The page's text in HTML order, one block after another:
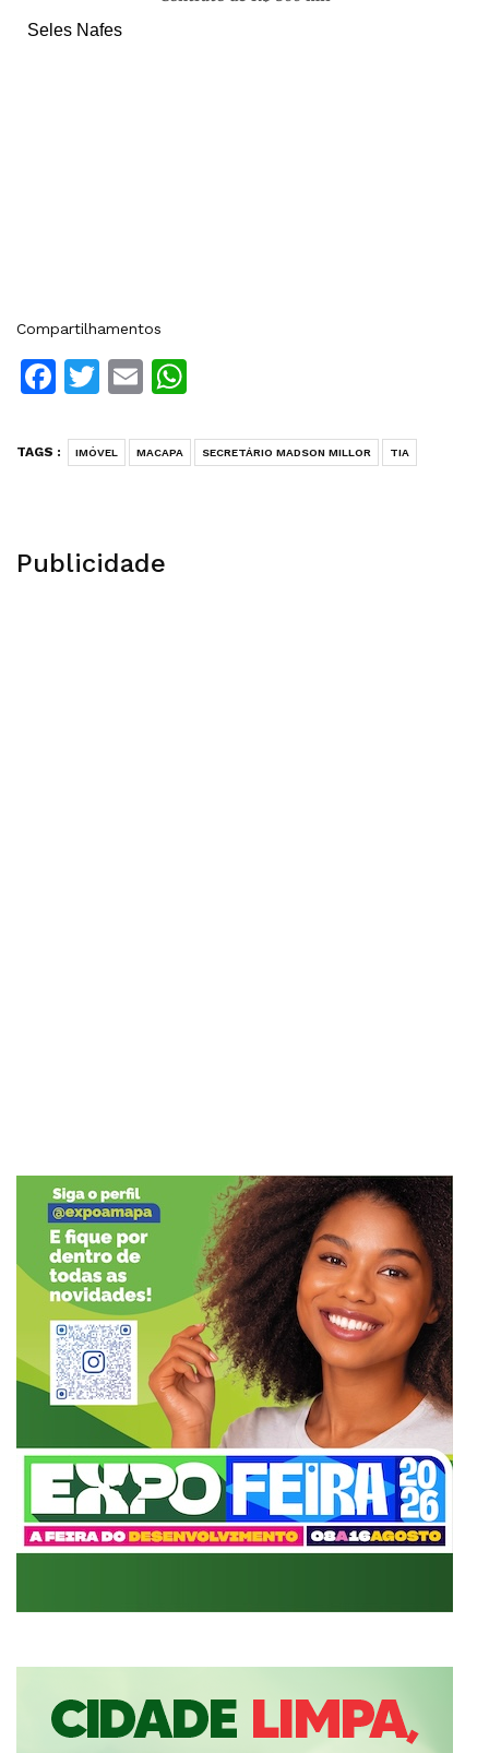
Seles Nafes
Compartilhamentos
Facebook
Twitter
Email
TAGS : IMÓVEL MACAPA SECRETÁRIO MADSON MILLOR TIA
Publicidade